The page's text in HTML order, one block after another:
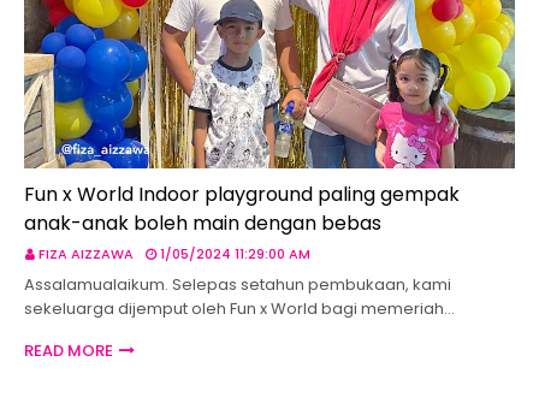
Fun x World Indoor playground paling gempak
anak-anak boleh main dengan bebas
FIZA AIZZAWA 1/05/2024 11:29:00 AM
Assalamualaikum. Selepas setahun pembukaan, kami
sekeluarga dijemput oleh Fun x World bagi memeriah…
READ MORE